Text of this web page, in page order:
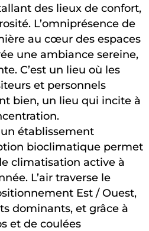
des lieux de confort,
L’omniprésence de
au cœur des espaces
une ambiance sereine,
C’est un lieu où les
et personnels
bien, un lieu qui incite à
établissement
bioclimatique permet
climatisation active à
L’air traverse le
Est / Ouest,
dominants, et grâce à
et de coulées